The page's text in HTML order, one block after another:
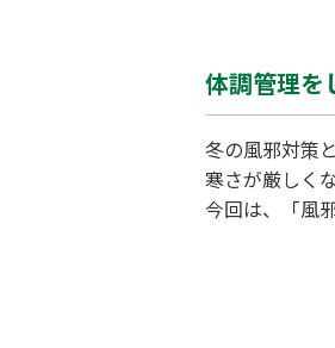
体調管理を
冬の風邪対策
寒さが厳しく
今回は、「風邪を